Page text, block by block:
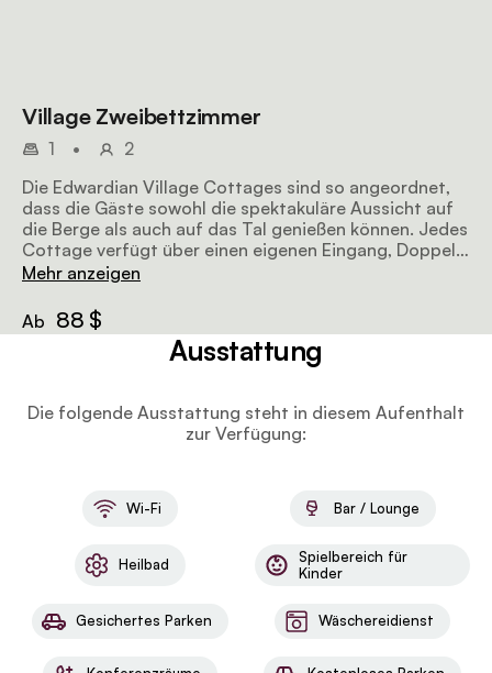
Village Zweibettzimmer
1 •
2
Die Edwardian Village Cottages sind so angeordnet,
dass die Gäste sowohl die spektakuläre Aussicht auf
die Berge als auch auf das Tal genießen können. Jedes
Cottage verfügt über einen eigenen Eingang, Doppel-
oder Einzelbetten, 2 Terrassen auf der Ost- und
Badezimmer, eine freistehende Badewanne sowie
Innen- und Außenduschen.
Mehr anzeigen
Ab 88 $
Ausstattung
Die folgende Ausstattung steht in diesem Aufenthalt
zur Verfügung:
Wi-Fi Bar / Lounge
Heilbad
Spielbereich für
Kinder
Gesichertes Parken Wäschereidienst